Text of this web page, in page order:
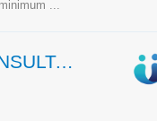
...
MÉDECIN GÉNÉRALISTE — H/F - TÉLÉCONSULTATION- TEMPS PLEIN OU PARTIEL